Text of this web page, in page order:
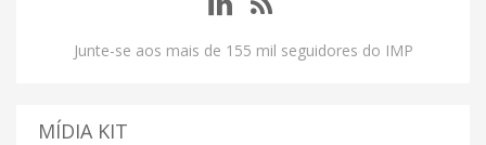
Junte-se aos mais de 155 mil seguidores do IMP
MÍDIA KIT